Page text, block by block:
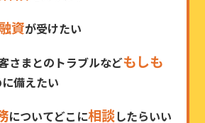
資が受けたい
さまとのトラブルなどもしも
備えたい
についてどこに相談したらいい